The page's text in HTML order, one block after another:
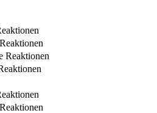
Reaktionen